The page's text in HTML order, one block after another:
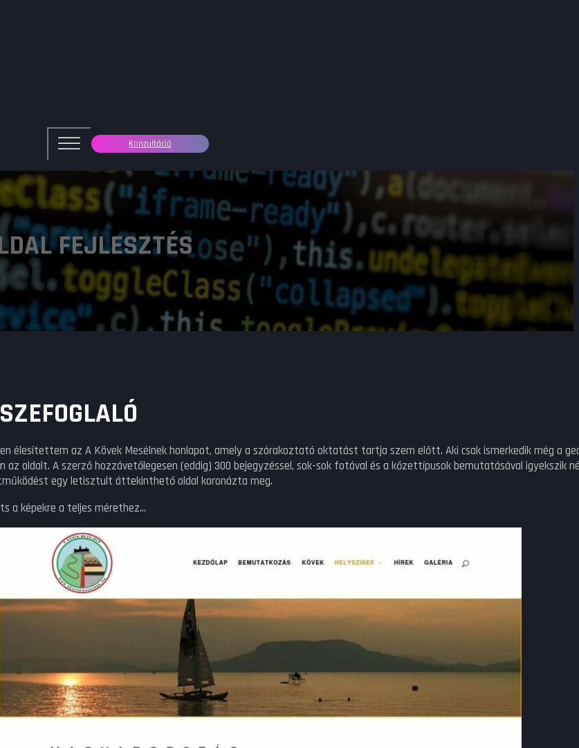
Konzultáció
FEJLESZTÉS
élesítettem az A Kövek Mesélnek honlapot, amely a szórakoztató oktatást tartja szem előtt. Aki csak ismerkedik még a
az oldalt. A szerző hozzávetőlegesen (eddig) 300 bejegyzéssel, sok-sok fotóval és a kőzettípusok bemutatásával igyekszik
egy letisztult áttekinthető oldal koronázta meg.
a képekre a teljes mérethez...